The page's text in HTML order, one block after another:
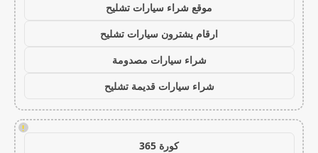
موقع شراء سيارات تشليح
ارقام يشترون سيارات تشليح
شراء سيارات مصدومة
شراء سيارات قديمة تشليح
!
كورة 365